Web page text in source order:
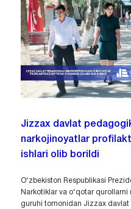
Jizzax davlat
narkojinoyatlar
ishlari olib borildi
O‘zbekiston Respublikasi
Narkotiklar va o‘qotar
guruhi tomonidan Jizzax